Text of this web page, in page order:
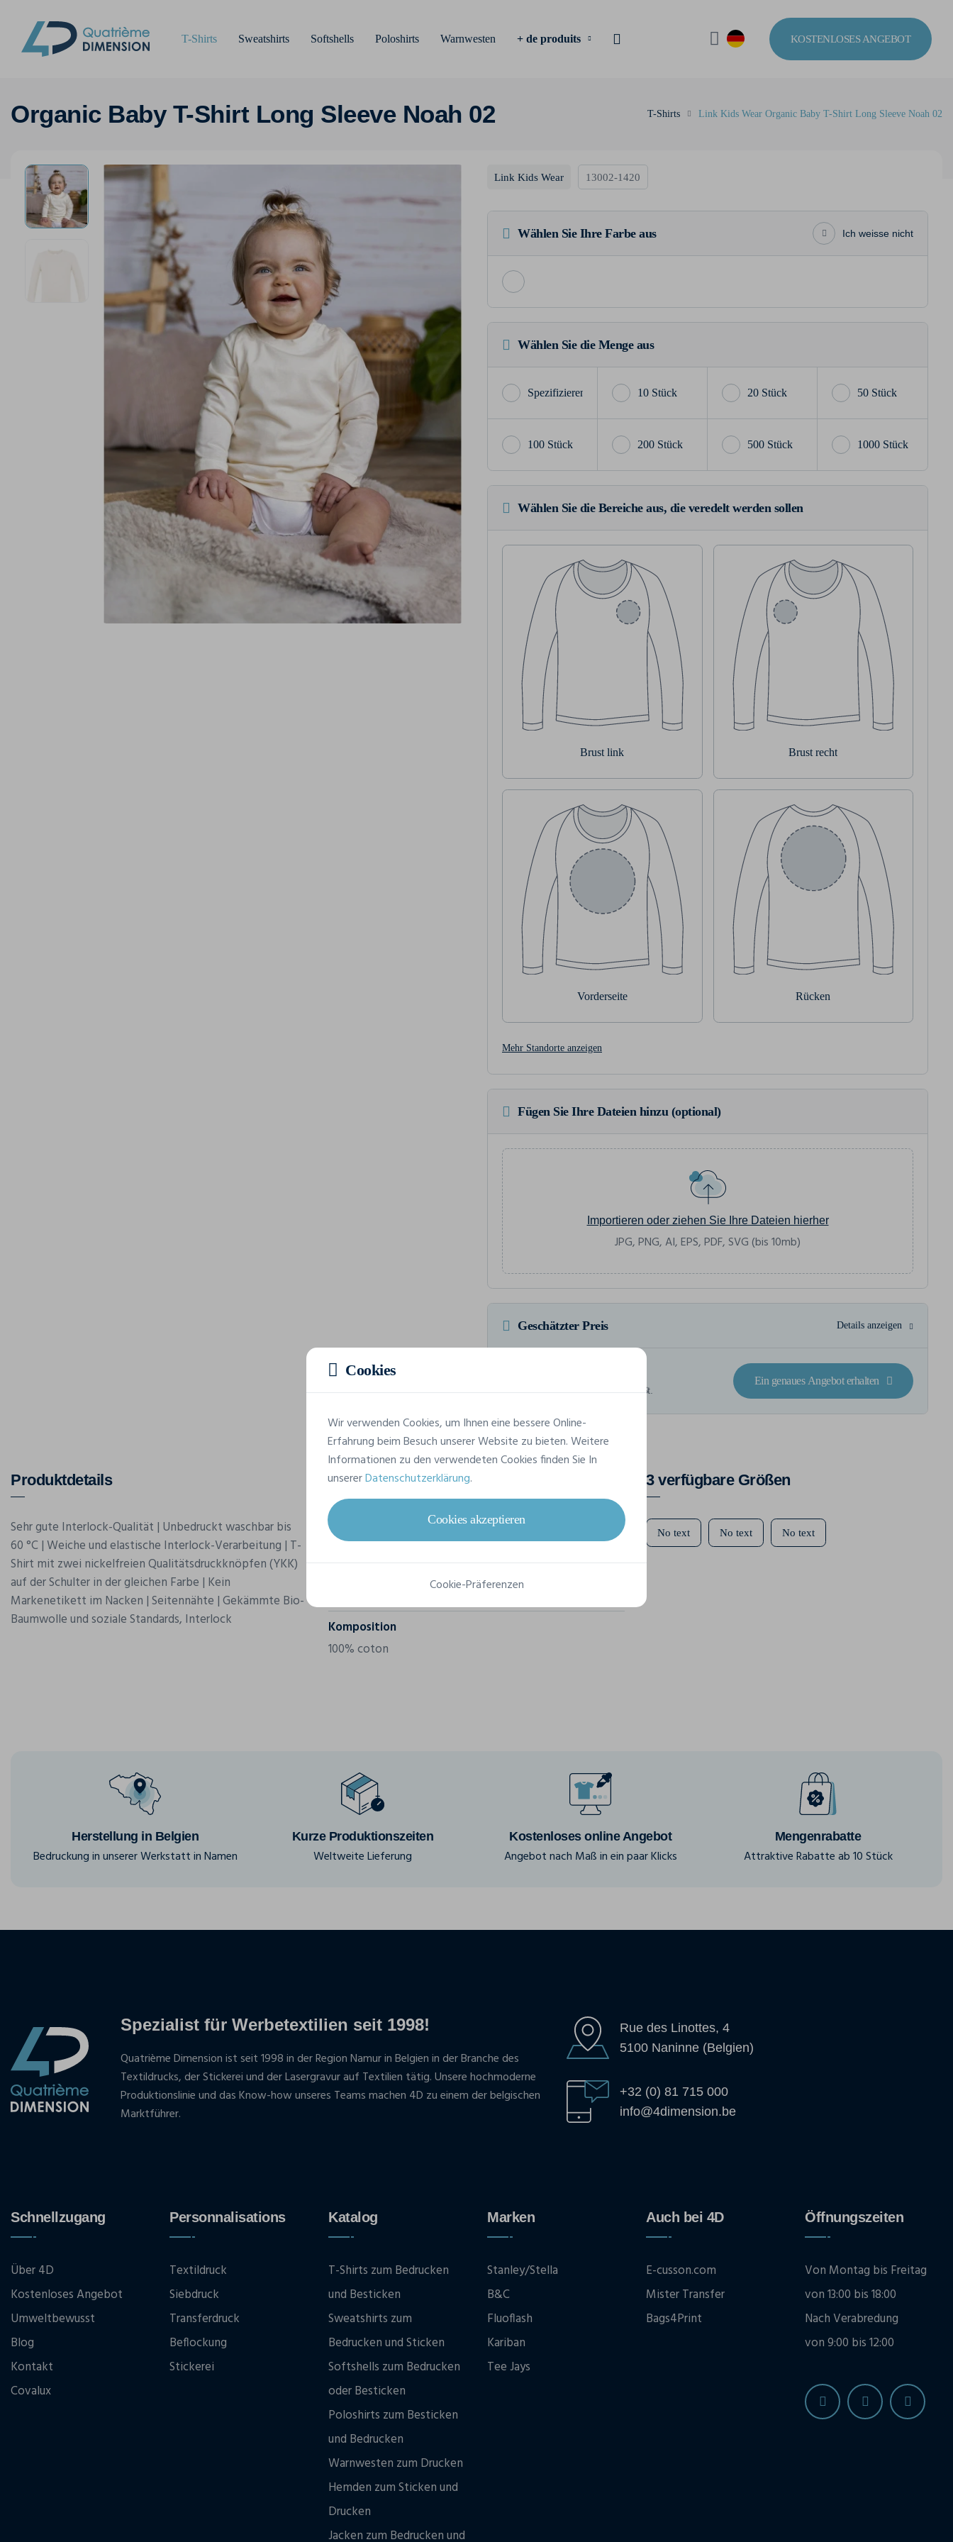
T-Shirts Sweatshirts Softshells Poloshirts Warnwesten + de produits KOSTENLOSES ANGEBOT
Organic Baby T-Shirt Long Sleeve Noah 02 T-Shirts Link Kids Wear Organic Baby T-Shirt Long Sleeve Noah 02
Link Kids Wear 13002-1420
Wählen Sie Ihre Farbe aus Ich weisse nicht
Wählen Sie die Menge aus
10 Stück 20 Stück 50 Stück
100 Stück 200 Stück 500 Stück 1000 Stück
Wählen Sie die Bereiche aus, die veredelt werden sollen
Brust link Brust recht
Vorderseite Rücken
Mehr Standorte anzeigen
Fügen Sie Ihre Dateien hinzu (optional)
Importieren oder ziehen Sie Ihre Dateien hierher
JPG, PNG, AI, EPS, PDF, SVG (bis 10mb)
Geschätzter Preis Details anzeigen
HTVA Insgesamt 92,58 € inkl. MwSt.
Ein genaues Angebot erhalten
Produktdetails
Sehr gute Interlock-Qualität | Unbedruckt waschbar bis
60 °C | Weiche und elastische Interlock-Verarbeitung | T-
Shirt mit zwei nickelfreien Qualitätsdruckknöpfen (YKK)
auf der Schulter in der gleichen Farbe | Kein
Markenetikett im Nacken | Seitennähte | Gekämmte Bio-
Baumwolle und soziale Standards, Interlock
Merkmale
Marke
Link Kids Wear
Referenz
13002-1420
Komposition
100% coton
3 verfügbare Größen
No text No text No text
Herstellung in Belgien
Bedruckung in unserer Werkstatt in Namen
Kurze Produktionszeiten
Weltweite Lieferung
Kostenloses online Angebot
Angebot nach Maß in ein paar Klicks
Mengenrabatte
Attraktive Rabatte ab 10 Stück
Spezialist für Werbetextilien seit 1998!
Quatrième Dimension ist seit 1998 in der Region Namur in Belgien in der Branche des
Textildrucks, der Stickerei und der Lasergravur auf Textilien tätig. Unsere hochmoderne
Produktionslinie und das Know-how unseres Teams machen 4D zu einem der belgischen
Marktführer.
Rue des Linottes, 4
5100 Naninne (Belgien)
+32 (0) 81 715 000
info@4dimension.be
Schnellzugang
Über 4D
Kostenloses Angebot
Umweltbewusst
Blog
Kontakt
Covalux
Personnalisations
Textildruck
Siebdruck
Transferdruck
Beflockung
Stickerei
Katalog
T-Shirts zum Bedrucken
und Besticken
Sweatshirts zum
Bedrucken und Sticken
Softshells zum Bedrucken
oder Besticken
Poloshirts zum Besticken
und Bedrucken
Warnwesten zum Drucken
Hemden zum Sticken und
Drucken
Jacken zum Bedrucken und
Marken
Stanley/Stella
B&C
Fluoflash
Kariban
Tee Jays
Auch bei 4D
E-cusson.com
Mister Transfer
Bags4Print
Öffnungszeiten
Von Montag bis Freitag
von 13:00 bis 18:00
Nach Verabredung
von 9:00 bis 12:00
Cookies
Wir verwenden Cookies, um Ihnen eine bessere Online-
Erfahrung beim Besuch unserer Website zu bieten. Weitere
Informationen zu den verwendeten Cookies finden Sie In
unsererDatenschutzerklärung.
Cookies akzeptieren
Cookie-Präferenzen